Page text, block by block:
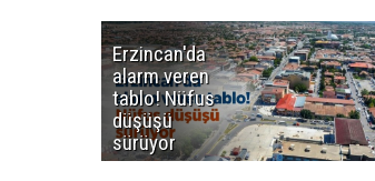
Erzincan'da
alarm veren
tablo! Nüfus
düşüşü
sürüyor